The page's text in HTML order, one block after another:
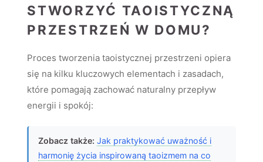
STWORZYĆ TAOISTYCZNĄ
PRZESTRZEŃ W DOMU?
Proces tworzenia taoistycznej przestrzeni opiera
się na kilku kluczowych elementach i zasadach,
które pomagają zachować naturalny przepływ
energii i spokój:
Zobacz także: Jak praktykować uważność i
harmonię życia inspirowaną taoizmem na co